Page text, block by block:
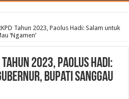
Tahun 2023, Paolus Hadi: Salam untuk
‘Ngamen’
2023, Paolus Hadi:
Bupati Sanggau